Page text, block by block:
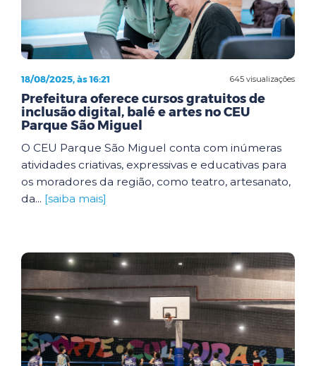
645 visualizações
18/08/2025, às 16:21
Prefeitura oferece cursos gratuitos de
inclusão digital, balé e artes no CEU
Parque São Miguel
O CEU Parque São Miguel conta com inúmeras
atividades criativas, expressivas e educativas para
os moradores da região, como teatro, artesanato,
da... [saiba mais]